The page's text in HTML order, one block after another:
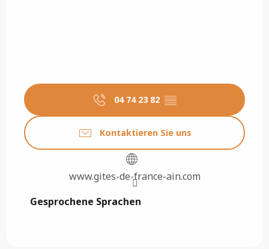
04 74 23 82 ▒▒
Kontaktieren Sie uns
www.gites-de-france-ain.com
Gesprochene Sprachen
Gesprochene Sprachen